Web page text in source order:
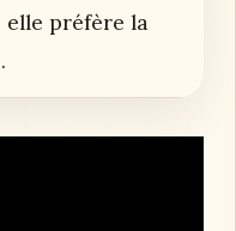
elle préfère la